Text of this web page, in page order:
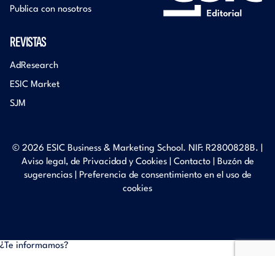
Publica con nosotros
REVISTAS
AdResearch
ESIC Market
SJM
© 2026 ESIC Business & Marketing School. NIF: R2800828B. |
Aviso legal, de Privacidad y Cookies| Contacto| Buzón de
sugerencias| Preferencia de consentimiento en el uso de
cookies
¿Te informamos?